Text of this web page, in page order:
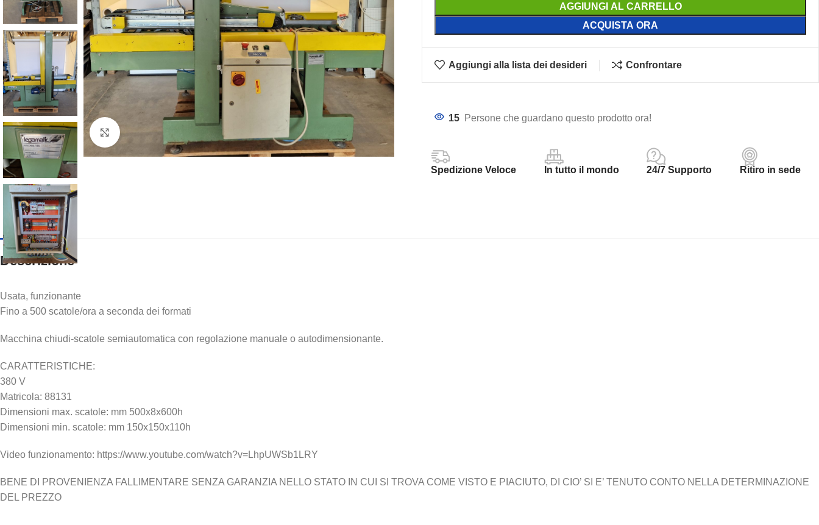
Clicca per ingrandire
AGGIUNGI AL CARRELLO
ACQUISTA ORA
Aggiungi alla lista dei desideri Confrontare
15 Persone che guardano questo prodotto ora!
Spedizione Veloce In tutto il mondo 24/7 Supporto Ritiro in sede
Descrizione
Usata, funzionante
Fino a 500 scatole/ora a seconda dei formati
Macchina chiudi-scatole semiautomatica con regolazione manuale o autodimensionante.
CARATTERISTICHE:
380 V
Matricola: 88131
Dimensioni max. scatole: mm 500x8x600h
Dimensioni min. scatole: mm 150x150x110h
Video funzionamento: https://www.youtube.com/watch?v=LhpUWSb1LRY
BENE DI PROVENIENZA FALLIMENTARE SENZA GARANZIA NELLO STATO IN CUI SI TROVA COME VISTO E PIACIUTO, DI CIO’ SI E’ TENUTO CONTO NELLA DETERMINAZIONE
DEL PREZZO